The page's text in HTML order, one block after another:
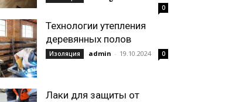
0
Технологии утепления
деревянных полов
Изоляция admin - 19.10.2024 0
Лаки для защиты от